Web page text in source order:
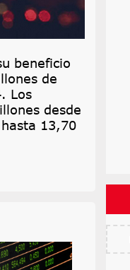
beneficio
de
Los
desde
13,70